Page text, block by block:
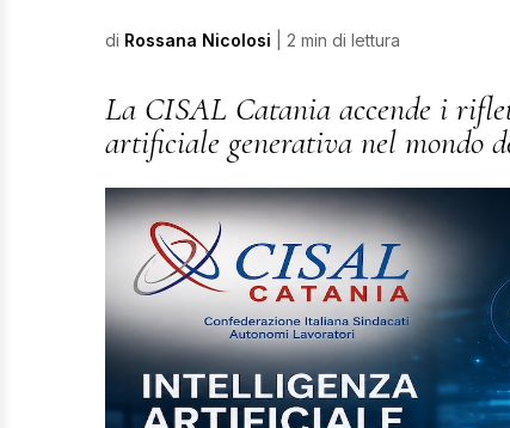
di Rossana Nicolosi | 2 min di lettura
La CISAL Catania accende i
artificiale generativa nel mondo